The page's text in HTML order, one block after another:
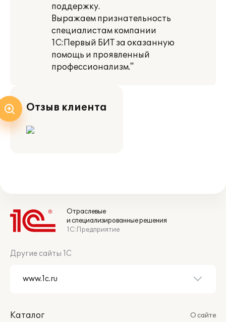
поддержку.
Выражаем признательность
специалистам компании
1С:Первый БИТ за оказанную
помощь и проявленный
профессионализм."
Отзыв клиента
Отраслевые
и специализированные решения
1С:Предприятие
Другие сайты 1С
Каталог
О сайте